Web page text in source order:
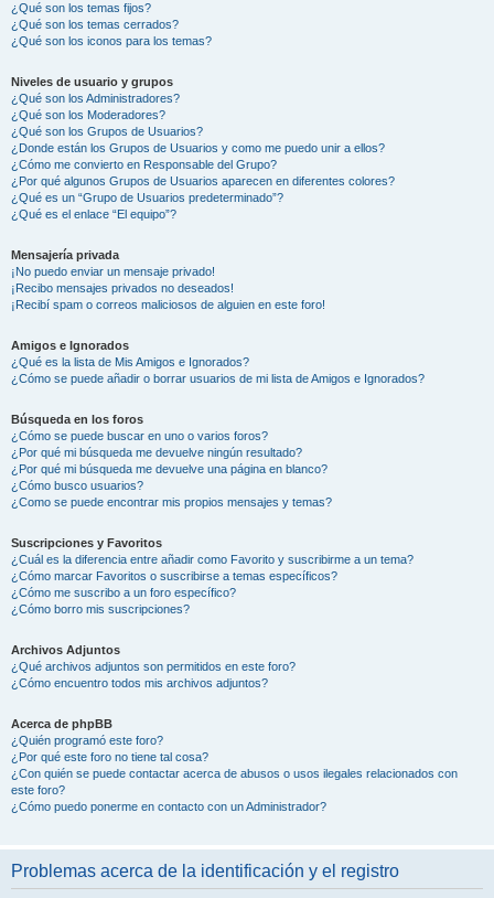
¿Qué son los temas fijos?
¿Qué son los temas cerrados?
¿Qué son los iconos para los temas?
Niveles de usuario y grupos
¿Qué son los Administradores?
¿Qué son los Moderadores?
¿Qué son los Grupos de Usuarios?
¿Donde están los Grupos de Usuarios y como me puedo unir a ellos?
¿Cómo me convierto en Responsable del Grupo?
¿Por qué algunos Grupos de Usuarios aparecen en diferentes colores?
¿Qué es un “Grupo de Usuarios predeterminado”?
¿Qué es el enlace “El equipo”?
Mensajería privada
¡No puedo enviar un mensaje privado!
¡Recibo mensajes privados no deseados!
¡Recibí spam o correos maliciosos de alguien en este foro!
Amigos e Ignorados
¿Qué es la lista de Mis Amigos e Ignorados?
¿Cómo se puede añadir o borrar usuarios de mi lista de Amigos e Ignorados?
Búsqueda en los foros
¿Cómo se puede buscar en uno o varios foros?
¿Por qué mi búsqueda me devuelve ningún resultado?
¿Por qué mi búsqueda me devuelve una página en blanco?
¿Cómo busco usuarios?
¿Como se puede encontrar mis propios mensajes y temas?
Suscripciones y Favoritos
¿Cuál es la diferencia entre añadir como Favorito y suscribirme a un tema?
¿Cómo marcar Favoritos o suscribirse a temas específicos?
¿Cómo me suscribo a un foro específico?
¿Cómo borro mis suscripciones?
Archivos Adjuntos
¿Qué archivos adjuntos son permitidos en este foro?
¿Cómo encuentro todos mis archivos adjuntos?
Acerca de phpBB
¿Quién programó este foro?
¿Por qué este foro no tiene tal cosa?
¿Con quién se puede contactar acerca de abusos o usos ilegales relacionados con
este foro?
¿Cómo puedo ponerme en contacto con un Administrador?
Problemas acerca de la identificación y el registro